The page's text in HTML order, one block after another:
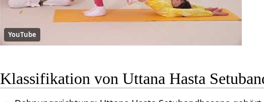
YouTube
Klassifikation von Uttana Hasta